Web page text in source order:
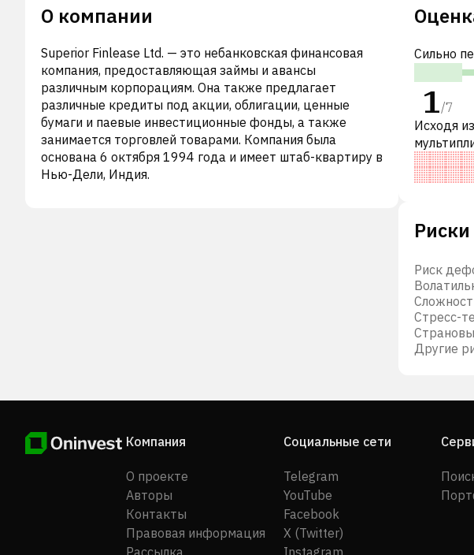
О компании
Superior Finlease Ltd. — это небанковская финансовая
компания, предоставляющая займы и авансы
различным корпорациям. Она также предлагает
различные кредиты под акции, облигации, ценные
бумаги и паевые инвестиционные фонды, а также
занимается торговлей товарами. Компания была
основана 6 октября 1994 года и имеет штаб-квартиру в
Нью-Дели, Индия.
Сильно
1/7
Исходя
Риски
Риск
Стресс-
Другие
Компания
О проекте
Авторы
Контакты
Правовая информация
Рассылка
Социальные сети
Telegram
YouTube
Facebook
X (Twitter)
Instagram